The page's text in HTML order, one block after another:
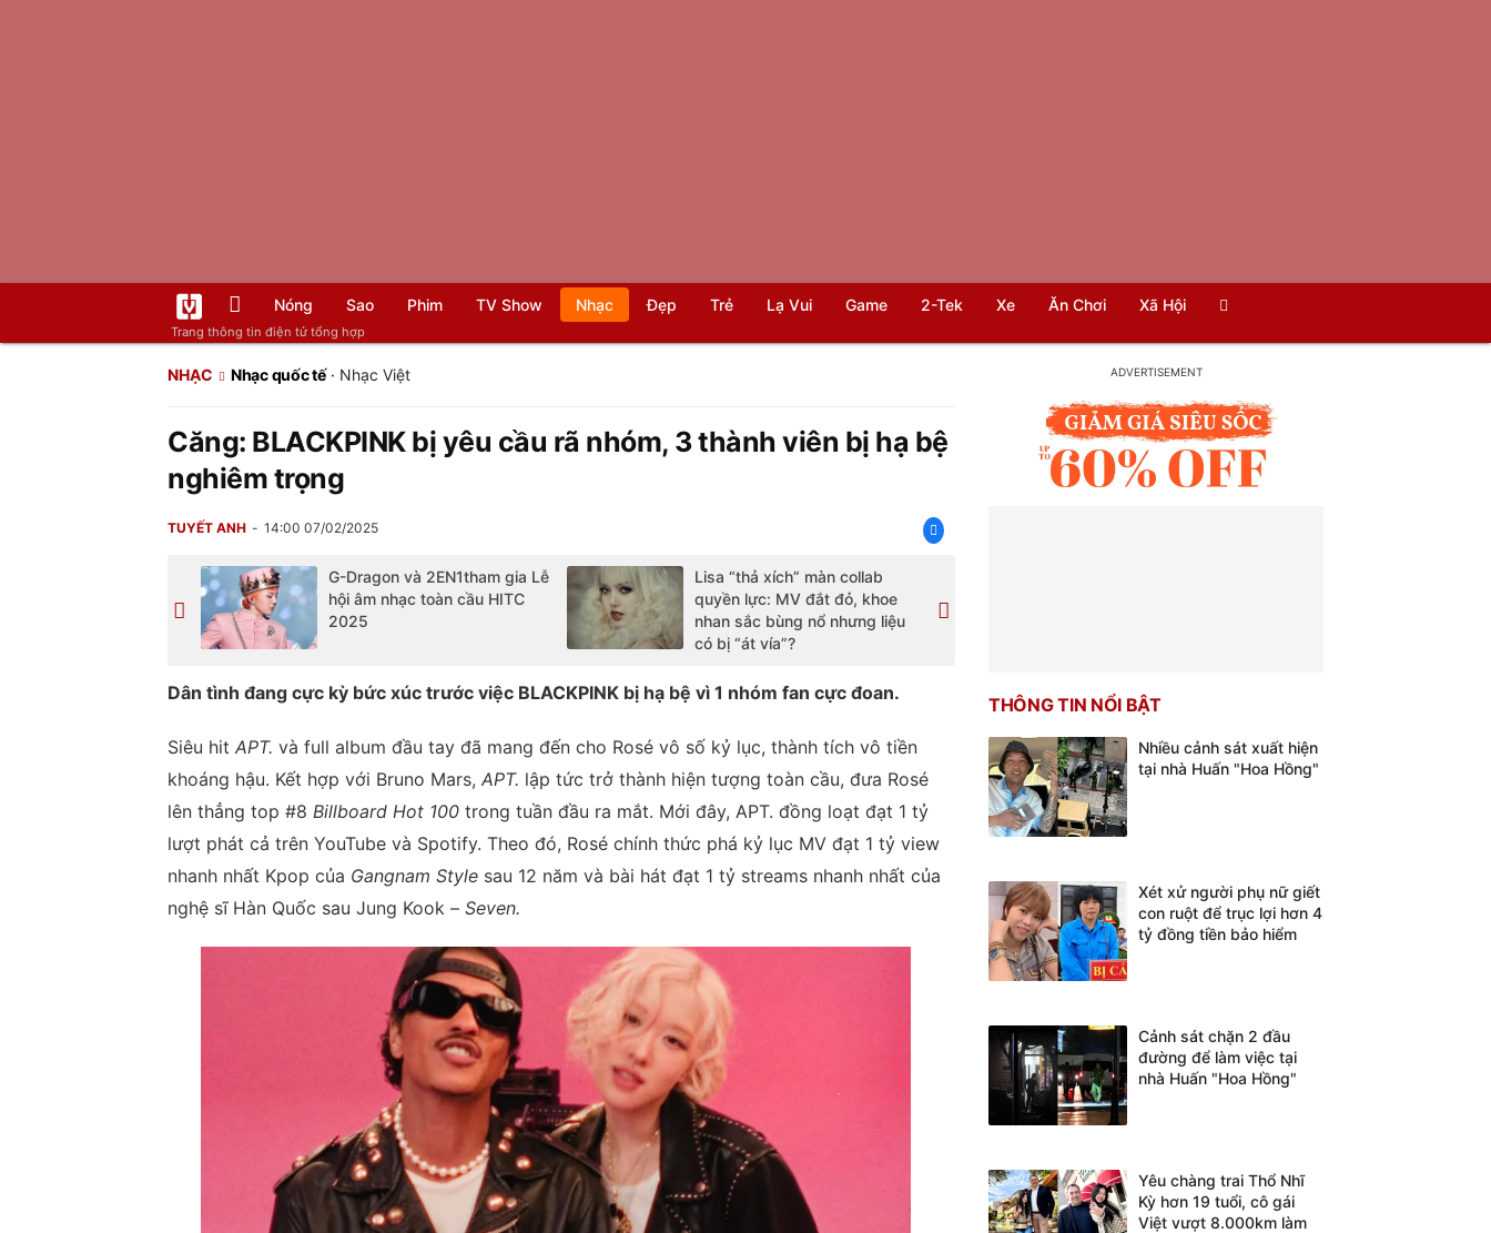
Trang thông tin điện tử tổng hợp
Nóng Sao Phim TV Show Nhạc Đẹp Trẻ Lạ Vui Game 2-Tek Xe Ăn Chơi Xã Hội
NHẠC Nhạc quốc tế · Nhạc Việt
Căng: BLACKPINK bị yêu cầu rã nhóm, 3 thành viên bị hạ bệ
nghiêm trọng
TUYẾT ANH 14:00 07/02/2025
G-Dragon và 2EN1tham gia Lễ
hội âm nhạc toàn cầu HITC
2025
Lisa “thả xích” màn collab
quyền lực: MV đắt đỏ, khoe
nhan sắc bùng nổ nhưng liệu
có bị “át vía”?
Dân tình đang cực kỳ bức xúc trước việc BLACKPINK bị hạ bệ vì 1 nhóm fan cực đoan.
Siêu hit APT. và full album đầu tay đã mang đến cho Rosé vô số kỷ lục, thành tích vô tiền
khoáng hậu. Kết hợp với Bruno Mars, APT. lập tức trở thành hiện tượng toàn cầu, đưa Rosé
lên thẳng top #8 Billboard Hot 100 trong tuần đầu ra mắt. Mới đây, APT. đồng loạt đạt 1 tỷ
lượt phát cả trên YouTube và Spotify. Theo đó, Rosé chính thức phá kỷ lục MV đạt 1 tỷ view
nhanh nhất Kpop của Gangnam Style sau 12 năm và bài hát đạt 1 tỷ streams nhanh nhất của
nghệ sĩ Hàn Quốc sau Jung Kook – Seven.
THÔNG TIN NỔI BẬT
Nhiều cảnh sát xuất hiện
tại nhà Huấn "Hoa Hồng"
Xét xử người phụ nữ giết
con ruột để trục lợi hơn 4
tỷ đồng tiền bảo hiểm
Cảnh sát chặn 2 đầu
đường để làm việc tại
nhà Huấn "Hoa Hồng"
Yêu chàng trai Thổ Nhĩ
Kỳ hơn 19 tuổi, cô gái
Việt vượt 8.000km làm